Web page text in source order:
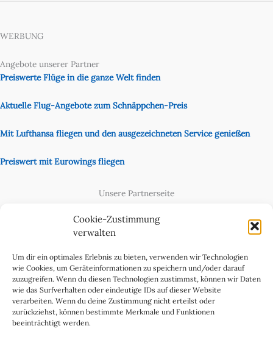
Cookie-Zustimmung
verwalten
Um dir ein optimales Erlebnis zu bieten, verwenden wir Technologien
wie Cookies, um Geräteinformationen zu speichern und/oder darauf
zuzugreifen. Wenn du diesen Technologien zustimmst, können wir Daten
wie das Surfverhalten oder eindeutige IDs auf dieser Website
verarbeiten. Wenn du deine Zustimmung nicht erteilst oder
zurückziehst, können bestimmte Merkmale und Funktionen
beeinträchtigt werden.
WERBUNG
Angebote unserer Partner
Preiswerte Flüge in die ganze Welt finden
Aktuelle Flug-Angebote zum Schnäppchen-Preis
Mit Lufthansa fliegen und den ausgezeichneten Service genießen
Preiswert mit Eurowings fliegen
Unsere Partnerseite